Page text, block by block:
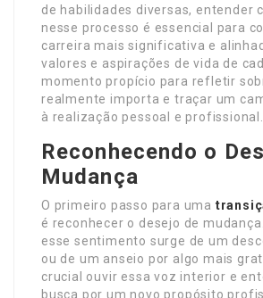
de habilidades diversas, entender
nesse processo é essencial para
carreira mais significativa e
valores e aspirações de vida de
momento propício para refletir
realmente importa e traçar um
à realização pessoal e profissional.
Reconhecendo o
Mudança
O primeiro passo para uma
é reconhecer o desejo de
esse sentimento surge de um
ou de um anseio por algo mais
crucial ouvir essa voz interior e
busca por um novo propósito